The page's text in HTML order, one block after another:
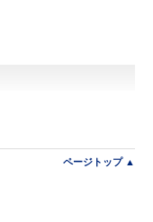
ページトップ ▲